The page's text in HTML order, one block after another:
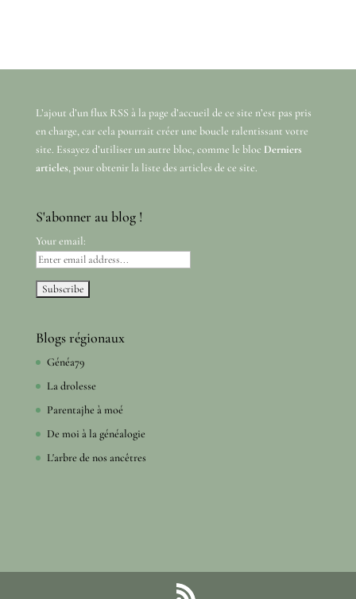
L’ajout d’un flux RSS à la page d’accueil de ce site n’est pas pris
en charge, car cela pourrait créer une boucle ralentissant votre
site. Essayez d’utiliser un autre bloc, comme le bloc Derniers
articles, pour obtenir la liste des articles de ce site.
S'abonner au blog !
Your email:
Blogs régionaux
Généa79
La drolesse
Parentajhe à moé
De moi à la généalogie
L'arbre de nos ancêtres